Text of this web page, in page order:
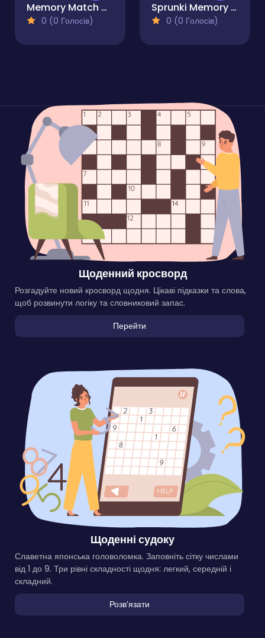
Memory Match Master Card Challenge
0 (0 Голосів)
Sprunki Memory Game
0 (0 Голосів)
Щоденний кросворд
Розгадуйте новий кросворд щодня. Цікаві підказки та слова,
щоб розвинути логіку та словниковий запас.
Перейти
Щоденні судоку
Славетна японська головоломка. Заповніть сітку числами
від 1 до 9. Три рівні складності щодня: легкий, середній і
складний.
Розвʼязати